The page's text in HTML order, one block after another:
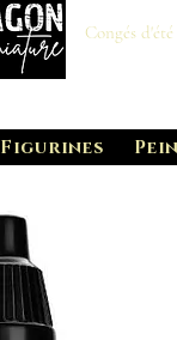
Congés
Figurines